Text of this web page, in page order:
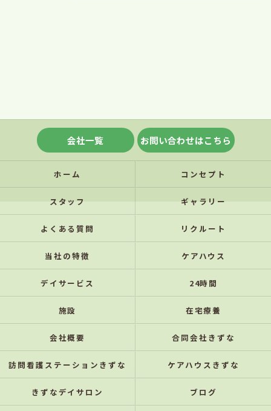
会社一覧 お問い合わせはこちら
ホーム コンセプト
スタッフ ギャラリー
よくある質問 リクルート
当社の特徴 ケアハウス
デイサービス 24時間
施設 在宅療養
会社概要 合同会社きずな
訪問看護ステーションきずな ケアハウスきずな
きずなデイサロン ブログ